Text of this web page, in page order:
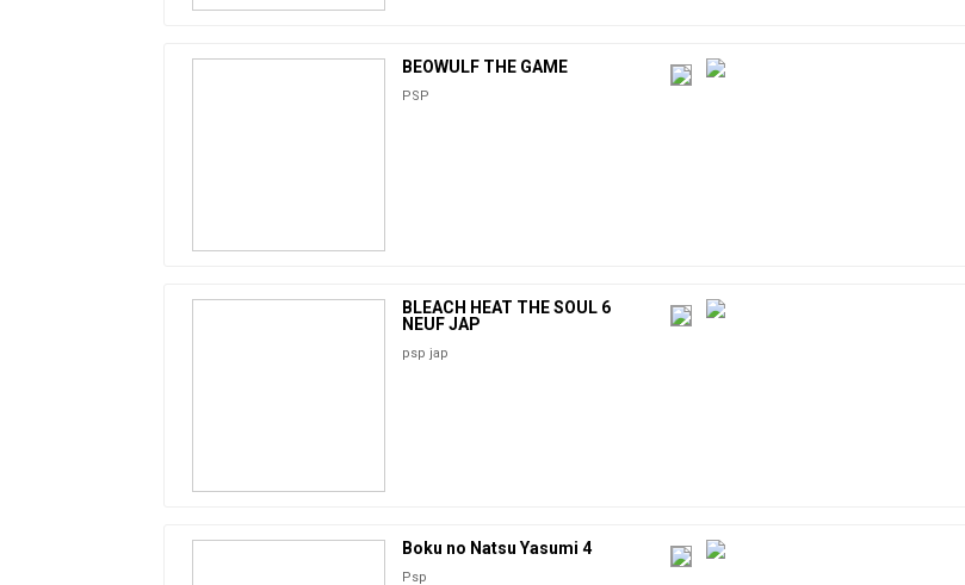
BEOWULF THE GAME
PSP
BLEACH HEAT THE SOUL 6
NEUF JAP
psp jap
Boku no Natsu Yasumi 4
Psp